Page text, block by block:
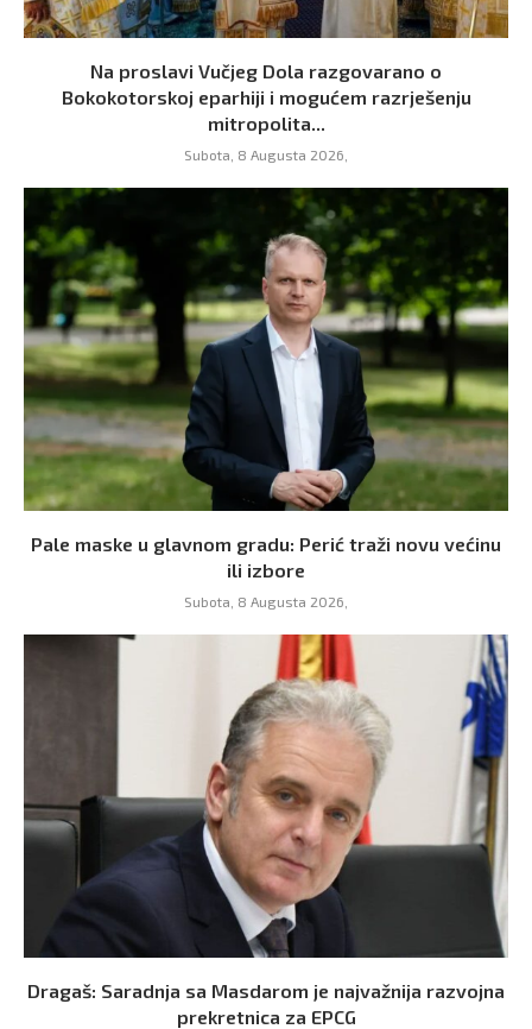
Na proslavi Vučjeg Dola razgovarano o
Bokokotorskoj eparhiji i mogućem razrješenju
mitropolita...
Subota, 8 Augusta 2026,
Pale maske u glavnom gradu: Perić traži novu većinu
ili izbore
Subota, 8 Augusta 2026,
Dragaš: Saradnja sa Masdarom je najvažnija razvojna
prekretnica za EPCG